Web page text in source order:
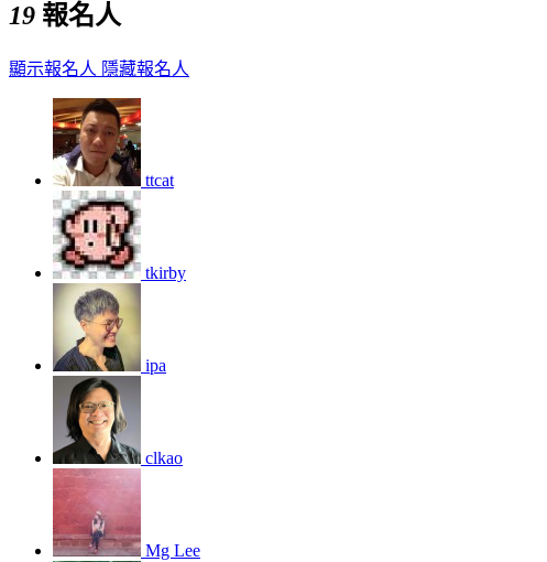
19 報名人
顯示報名人 隱藏報名人
ttcat
tkirby
ipa
clkao
Mg Lee